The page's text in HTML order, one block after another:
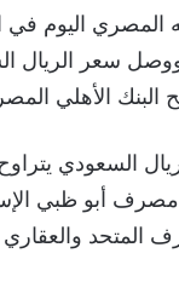
اليوم في
جنيه للبيع، وفي مصرف
المتحد